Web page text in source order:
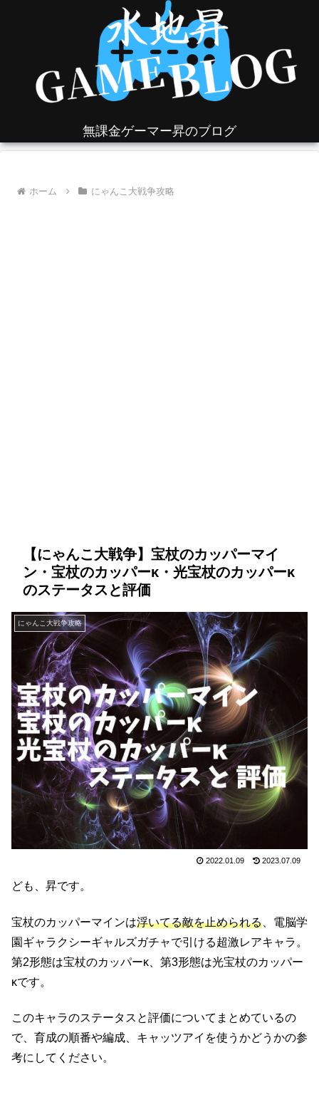
無課金ゲーマー昇のブログ
ホーム にゃんこ大戦争攻略
【にゃんこ大戦争】宝杖のカッパーマイ
ン・宝杖のカッパーκ・光宝杖のカッパーκ
のステータスと評価
にゃんこ大戦争攻略
2022.01.09 2023.07.09
ども、昇です。
宝杖のカッパーマインは浮いてる敵を止められる 、電脳学
園ギャラクシーギャルズガチャで引ける超激レアキャラ。
第2形態は宝杖のカッパーκ、第3形態は光宝杖のカッパー
κです。
このキャラのステータスと評価についてまとめているの
で、育成の順番や編成、キャッツアイを使うかどうかの参
考にしてください。